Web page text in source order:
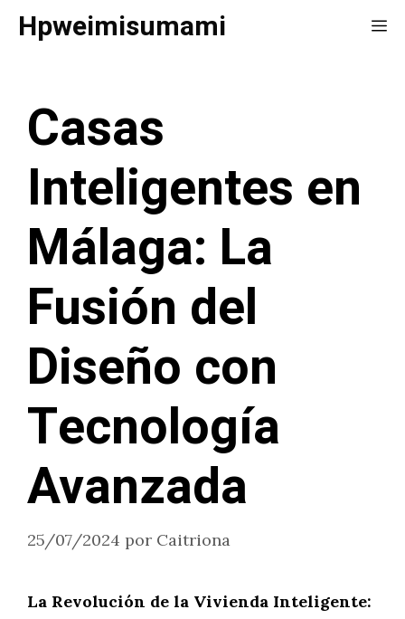
SaltarHpweimisumami
Casas
Inteligentes en
Málaga: La
Fusión del
Diseño con
Tecnología
Avanzada
25/07/2024 por Caitriona
La Revolución de la Vivienda Inteligente: